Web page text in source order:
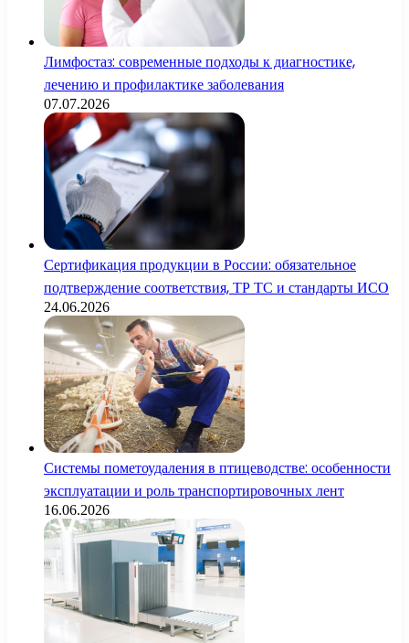
Лимфостаз: современные подходы к диагностике,
лечению и профилактике заболевания
07.07.2026
Сертификация продукции в России: обязательное
подтверждение соответствия, ТР ТС и стандарты ИСО
24.06.2026
Системы пометоудаления в птицеводстве: особенности
эксплуатации и роль транспортировочных лент
16.06.2026